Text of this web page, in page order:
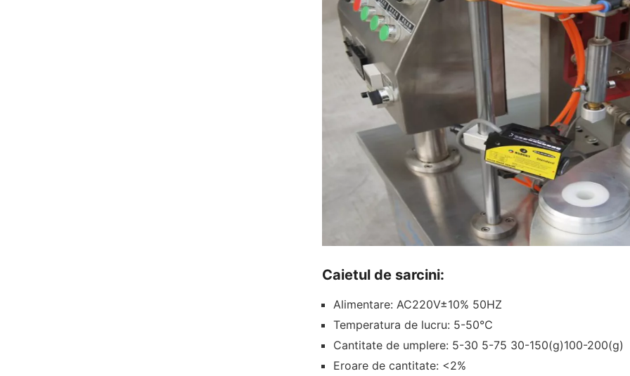
Caietul de sarcini:
Alimentare: AC220V±10% 50HZ
Temperatura de lucru: 5-50℃
Cantitate de umplere: 5-30 5-75 30-150(g)100-200(g)
Eroare de cantitate: <2%